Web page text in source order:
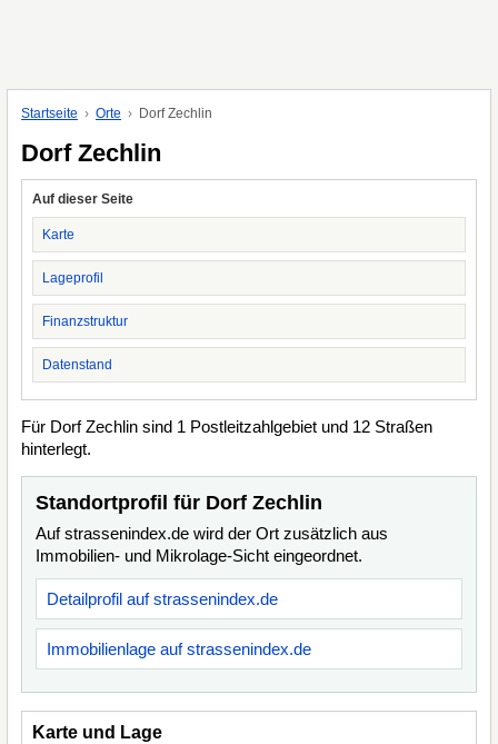
Startseite Orte Dorf Zechlin
Dorf Zechlin
Auf dieser Seite
Karte
Lageprofil
Finanzstruktur
Datenstand
Für Dorf Zechlin sind 1 Postleitzahlgebiet und 12 Straßen
hinterlegt.
Standortprofil für Dorf Zechlin
Auf strassenindex.de wird der Ort zusätzlich aus
Immobilien- und Mikrolage-Sicht eingeordnet.
Detailprofil auf strassenindex.de
Immobilienlage auf strassenindex.de
Karte und Lage